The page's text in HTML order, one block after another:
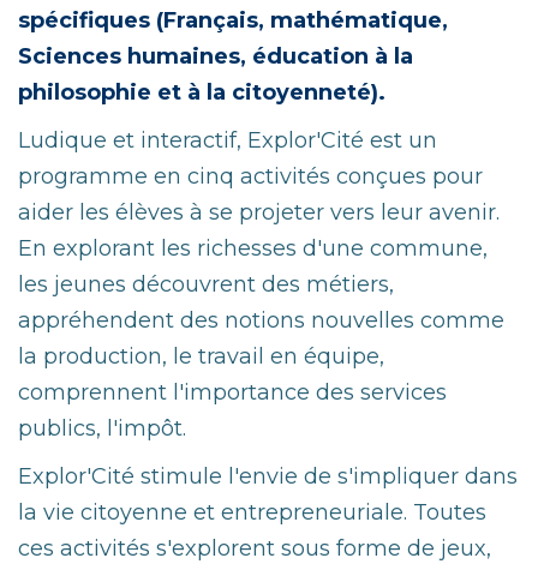
spécifiques (Français, mathématique,
Sciences humaines, éducation à la
philosophie et à la citoyenneté).
Ludique et interactif, Explor'Cité est un
programme en cinq activités conçues pour
aider les élèves à se projeter vers leur avenir.
En explorant les richesses d'une commune,
les jeunes découvrent des métiers,
appréhendent des notions nouvelles comme
la production, le travail en équipe,
comprennent l'importance des services
publics, l'impôt.
Explor'Cité stimule l'envie de s'impliquer dans
la vie citoyenne et entrepreneuriale. Toutes
ces activités s'explorent sous forme de jeux,